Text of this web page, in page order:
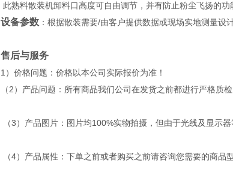
此熟料散装机卸料口高度可自由调节，并有防止粉尘飞扬的
设备参数：根据散装需要/由客户提供数据或现场实地测量设
售后与服务
1）价格问题：价格以本公司实际报价为准！
（2）产品问题：所有商品我们公司在发货之前都进行严格质
（3）产品图片：图片均100%实物拍摄，但由于光线及显示
（4）产品属性：下单之前或者购买之前请咨询您需要的商品